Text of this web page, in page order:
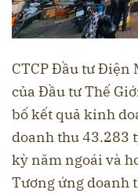
CTCP Đầu tư Điện
của Đầu tư Thế
bố kết quả kinh
doanh thu 43.283
kỳ năm ngoái và
Tương ứng doanh